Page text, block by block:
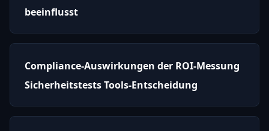
beeinflusst
Compliance-Auswirkungen der ROI-Messung
Sicherheitstests Tools-Entscheidung